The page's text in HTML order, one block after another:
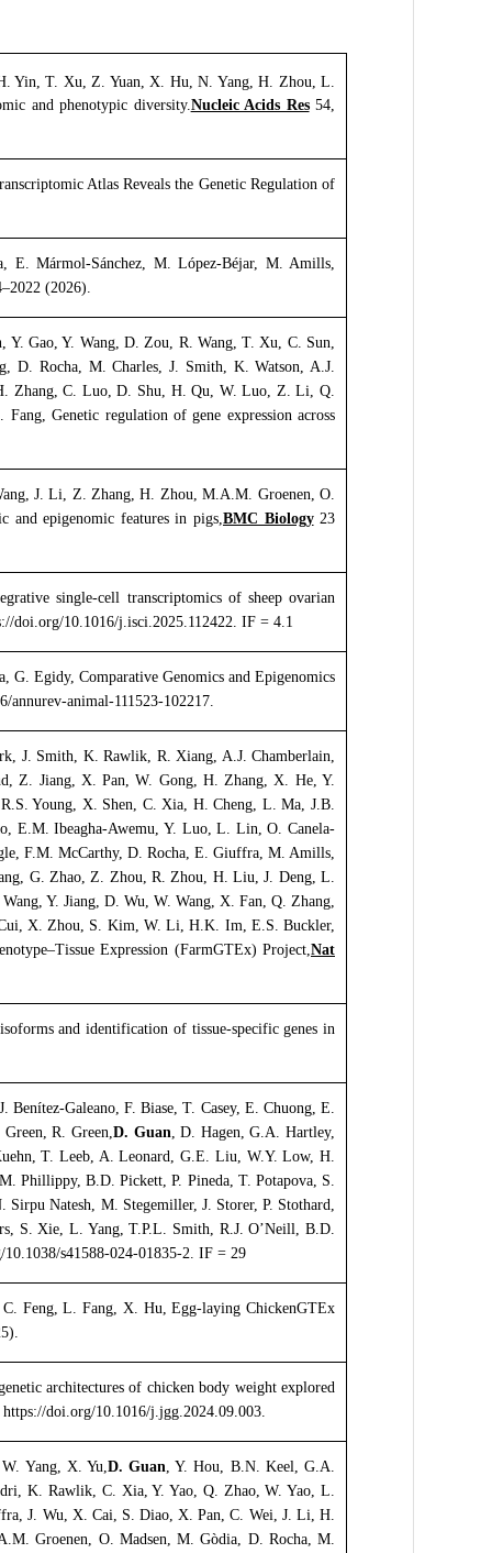
Yin, T. Xu, Z. Yuan, X. Hu, N. Yang, H. Zhou, L.
and phenotypic diversity.Nucleic Acids Res54,
Atlas Reveals the Genetic Regulation of
E. Mármol-Sánchez, M. López-Béjar, M. Amills,
(2026).
Gao, Y. Wang, D. Zou, R. Wang, T. Xu, C. Sun,
Rocha, M. Charles, J. Smith, K. Watson, A.J.
Zhang, C. Luo, D. Shu, H. Qu, W. Luo, Z. Li, Q.
Genetic regulation of gene expression across
J. Li, Z. Zhang, H. Zhou, M.A.M. Groenen, O.
epigenomic features in pigs, BMC Biology23
single-cell transcriptomics of sheep ovarian
doi.org/10.1016/j.isci.2025.112422. IF = 4.1
Egidy, Comparative Genomics and Epigenomics
animal-111523-102217.
J. Smith, K. Rawlik, R. Xiang, A.J. Chamberlain,
Z. Jiang, X. Pan, W. Gong, H. Zhang, X. He, Y.
Young, X. Shen, C. Xia, H. Cheng, L. Ma, J.B.
E.M. Ibeagha-Awemu, Y. Luo, L. Lin, O. Canela-
F.M. McCarthy, D. Rocha, E. Giuffra, M. Amills,
G. Zhao, Z. Zhou, R. Zhou, H. Liu, J. Deng, L.
Y. Jiang, D. Wu, W. Wang, X. Fan, Q. Zhang,
X. Zhou, S. Kim, W. Li, H.K. Im, E.S. Buckler,
Expression (FarmGTEx) Project, Nat
and identification of tissue-specific genes in
Galeano, F. Biase, T. Casey, E. Chuong, E.
R. Green,D. Guan , D. Hagen, G.A. Hartley,
T. Leeb, A. Leonard, G.E. Liu, W.Y. Low, H.
Phillippy, B.D. Pickett, P. Pineda, T. Potapova, S.
Natesh, M. Stegemiller, J. Storer, P. Stothard,
S. Xie, L. Yang, T.P.L. Smith, R.J. O’Neill, B.D.
s41588-024-01835-2. IF = 29
Feng, L. Fang, X. Hu, Egg-laying ChickenGTEx
architectures of chicken body weight explored
doi.org/10.1016/j.jgg.2024.09.003.
Yang, X. Yu, D. Guan , Y. Hou, B.N. Keel, G.A.
K. Rawlik, C. Xia, Y. Yao, Q. Zhao, W. Yao, L.
J. Wu, X. Cai, S. Diao, X. Pan, C. Wei, J. Li, H.
Groenen, O. Madsen, M. Gòdia, D. Rocha, M.